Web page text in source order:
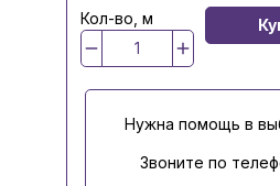
Кол-во, м
Нужна помощь в
Звоните по